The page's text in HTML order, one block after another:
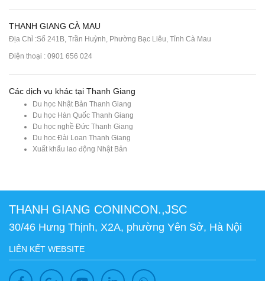
THANH GIANG CÀ MAU
Địa Chỉ :Số 241B, Trần Huỳnh, Phường Bạc Liêu, Tỉnh Cà Mau
Điện thoại : 0901 656 024
Các dịch vụ khác tại Thanh Giang
Du học Nhật Bản Thanh Giang
Du học Hàn Quốc Thanh Giang
Du học nghề Đức Thanh Giang
Du học Đài Loan Thanh Giang
Xuất khẩu lao động Nhật Bản
THANH GIANG CONINCON.,JSC
30/46 Hưng Thịnh, X2A, phường Yên Sở, Hà Nội
LIÊN KẾT WEBSITE